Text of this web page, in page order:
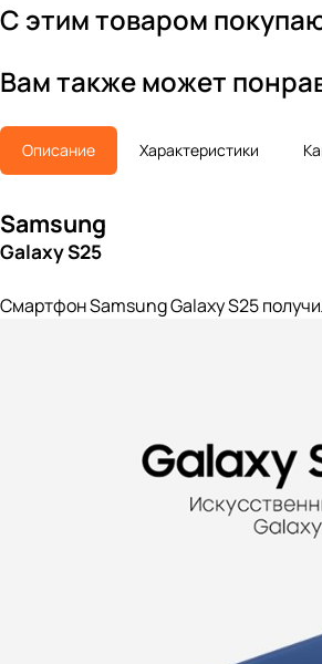
С этим товаром
Вам также может
Описание Характеристики
Samsung
Galaxy S25
Смартфон Samsung Galaxy S25